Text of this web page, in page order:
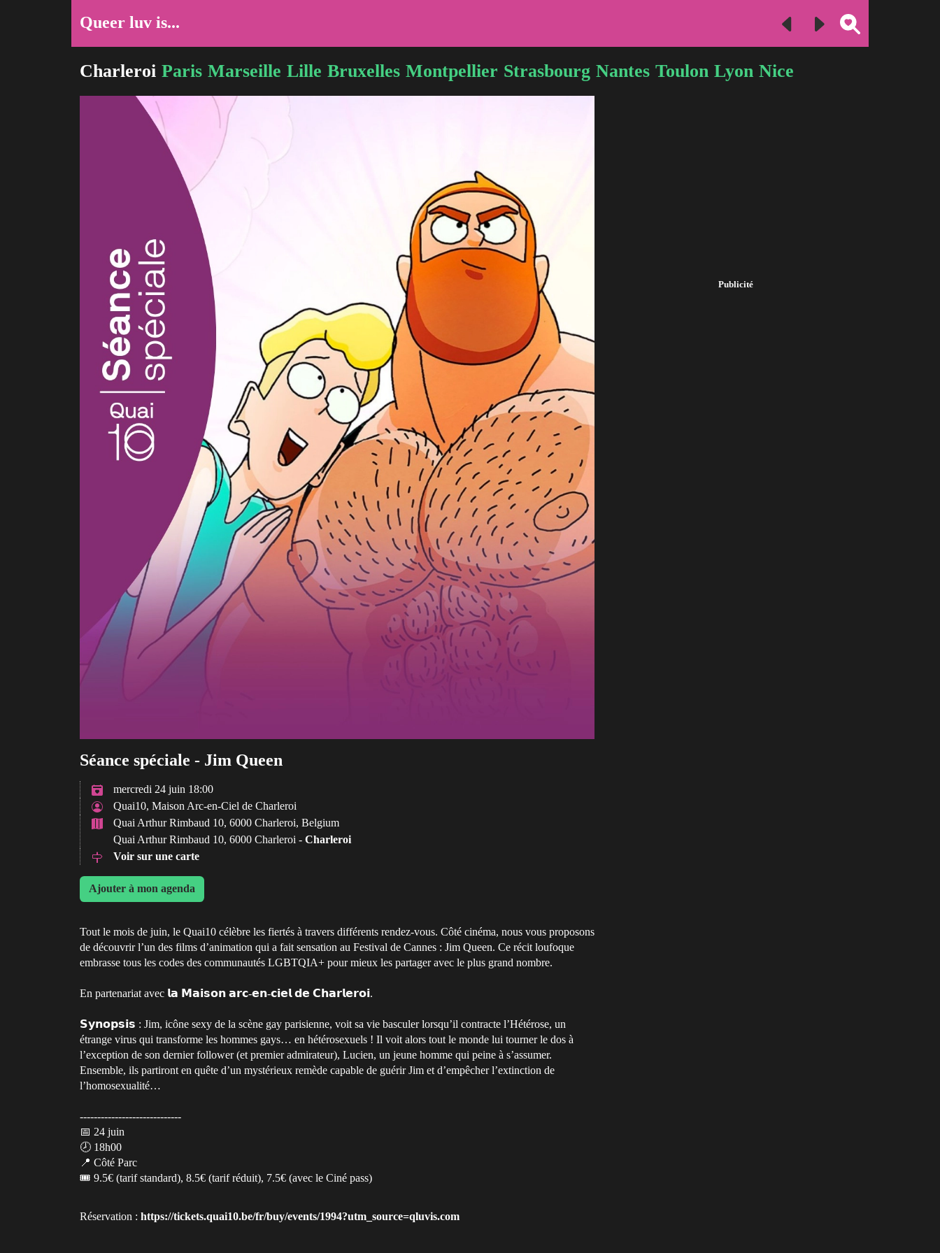
Queer luv is...
Charleroi Paris Marseille Lille Bruxelles Montpellier Strasbourg Nantes Toulon Lyon Nice
Séance spéciale - Jim Queen
mercredi 24 juin 18:00
Quai10, Maison Arc-en-Ciel de Charleroi
Quai Arthur Rimbaud 10, 6000 Charleroi, Belgium
Quai Arthur Rimbaud 10, 6000 Charleroi - Charleroi
Voir sur une carte
Ajouter à mon agenda
Tout le mois de juin, le Quai10 célèbre les fiertés à travers différents rendez-vous. Côté cinéma, nous vous proposons
de découvrir l’un des films d’animation qui a fait sensation au Festival de Cannes : Jim Queen. Ce récit loufoque
embrasse tous les codes des communautés LGBTQIA+ pour mieux les partager avec le plus grand nombre.
En partenariat avec 𝗹𝗮 𝗠𝗮𝗶𝘀𝗼𝗻 𝗮𝗿𝗰-𝗲𝗻-𝗰𝗶𝗲𝗹 𝗱𝗲 𝗖𝗵𝗮𝗿𝗹𝗲𝗿𝗼𝗶.
𝗦𝘆𝗻𝗼𝗽𝘀𝗶𝘀 : Jim, icône sexy de la scène gay parisienne, voit sa vie basculer lorsqu’il contracte l’Hétérose, un
étrange virus qui transforme les hommes gays… en hétérosexuels ! Il voit alors tout le monde lui tourner le dos à
l’exception de son dernier follower (et premier admirateur), Lucien, un jeune homme qui peine à s’assumer.
Ensemble, ils partiront en quête d’un mystérieux remède capable de guérir Jim et d’empêcher l’extinction de
l’homosexualité…
-----------------------------
📅 24 juin
🕗 18h00
📍 Côté Parc
🎟️ 9.5€ (tarif standard), 8.5€ (tarif réduit), 7.5€ (avec le Ciné pass)
Réservation : https://tickets.quai10.be/fr/buy/events/1994?utm_source=qluvis.com
Publicité